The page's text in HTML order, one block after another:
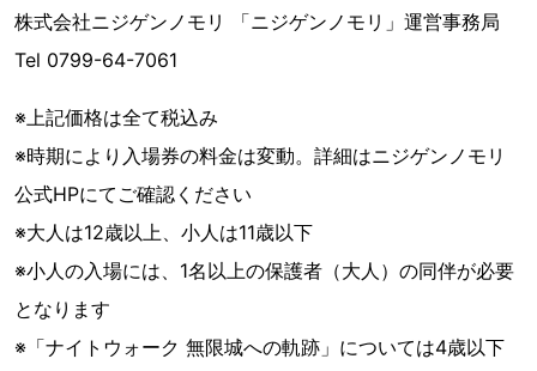
株式会社ニジゲンノモリ 「ニジゲンノモリ」運営事務局
Tel 0799-64-7061
※上記価格は全て税込み
※時期により入場券の料金は変動。詳細はニジゲンノモリ
公式HPにてご確認ください
※大人は12歳以上、小人は11歳以下
※小人の入場には、1名以上の保護者（大人）の同伴が必要
となります
※「ナイトウォーク 無限城への軌跡」については4歳以下